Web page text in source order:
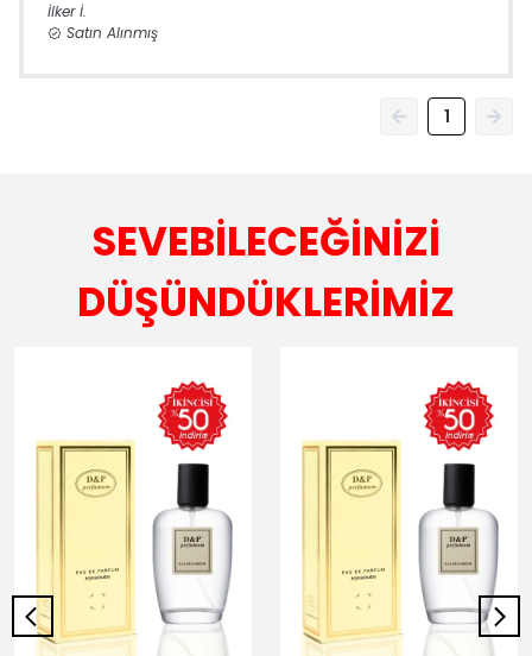
İlker İ.
Satın Alınmış
1
SEVEBİLECEĞİNİZİ
DÜŞÜNDÜKLERİMİZ